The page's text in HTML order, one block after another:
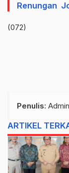
Renungan
(072)
Penulis: Admin
ARTIKEL